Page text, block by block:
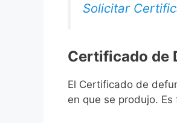
Solicitar
Certificado de
El Certificado de
en que se produjo.